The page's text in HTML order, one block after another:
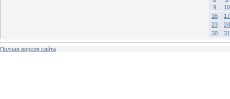
9
10
16
17
23
24
30
31
Полная версия сайта